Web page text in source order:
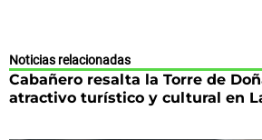
Noticias relacionadas
Cabañero resalta la Torre de
atractivo turístico y cultural en